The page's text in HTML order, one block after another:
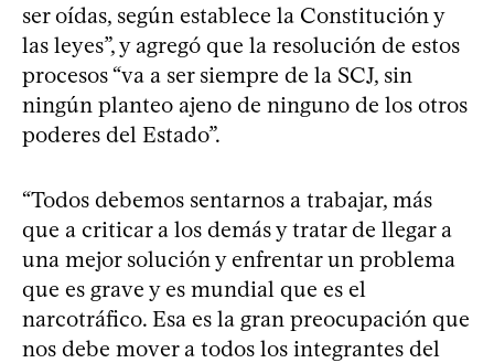
ser oídas, según establece la Constitución y
las leyes”, y agregó que la resolución de estos
procesos “va a ser siempre de la SCJ, sin
ningún planteo ajeno de ninguno de los otros
poderes del Estado”.
“Todos debemos sentarnos a trabajar, más
que a criticar a los demás y tratar de llegar a
una mejor solución y enfrentar un problema
que es grave y es mundial que es el
narcotráfico. Esa es la gran preocupación que
nos debe mover a todos los integrantes del